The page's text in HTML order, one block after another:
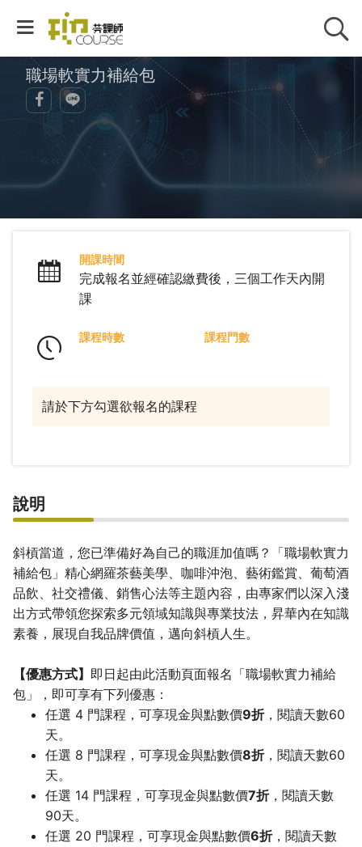
職場軟實力補給包
說明
斜槓當道，您已準備好為自己的職涯加值嗎？「職場軟實力
補給包」精心網羅茶藝美學、咖啡沖泡、藝術鑑賞、葡萄酒
品飲、社交禮儀、銷售心法等主題內容，由專家們以深入淺
出方式帶領您探索多元領域知識與專業技法，昇華內在知識
素養，展現自我品牌價值，邁向斜槓人生。
【優惠方式】 即日起由此活動頁面報名「職場軟實力補給
包」，即可享有下列優惠：
任選 4 門課程，可享現金與點數價9折，閱讀天數60
天。
任選 8 門課程，可享現金與點數價8折，閱讀天數60
天。
任選 14 門課程，可享現金與點數價7折，閱讀天數
90天。
任選 20 門課程，可享現金與點數價6折，閱讀天數
請於下方勾選欲報名的課程
開課時間
完成報名並經確認繳費後，三個工作天內開
課
課程時數 課程門數